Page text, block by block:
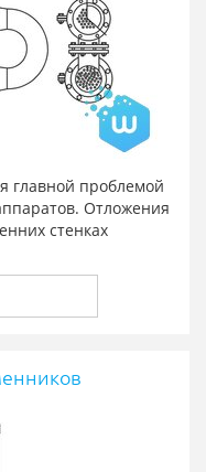
главной проблемой
Отложения
стенках